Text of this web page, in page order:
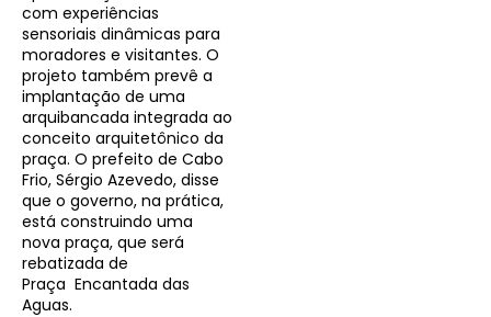
com experiências
sensoriais dinâmicas para
moradores e visitantes. O
projeto também prevê a
implantação de uma
arquibancada integrada ao
conceito arquitetônico da
praça. O prefeito de Cabo
Frio, Sérgio Azevedo, disse
que o governo, na prática,
está construindo uma
nova praça, que será
rebatizada de
Praça Encantada das
Aguas.